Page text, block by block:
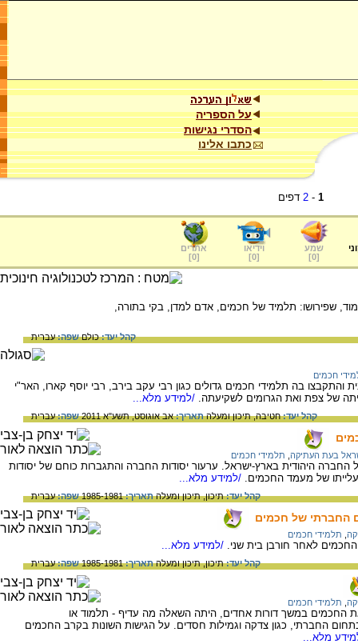
על הספריה
הסדרי נגישות
כתבו אלינו
1
-
2 דפים
שמע
[
0
]
וידיאו
[
0
]
אתרים
[
0
]
שפירושו: תלמיד של חכמים, אדם למדן, בקי בתורה,
קהל יעד:כולםשפה:עברית
חכמים
תורנית והתקבצו בה תלמידי חכמים גדולים כגון רבי עקב בירב, רבי יוסף קארו, האר"י
של צפת ואת הגרומים לשקיעתה. /למידע מלא...
קהל יעד:חטיבה,תיכון ומעלהתאריך:אב אוגוסט, תשע"א 2011 שפה:עברית
בעת העתיקה תלמידי חכמים
היהודית בארץ-ישראל. ערעור יסודות החברה והתגברות כוחם של יסודות
של מעמד החכמים. /למידע מלא...
קהל יעד:תיכון,תיכון ומעלהתאריך:1985-1981 שפה:עברית
החברתי של חכמים
תלמידי חכמים
לאחר חורבן בית שני. /למידע מלא...
קהל יעד:תיכון,תיכון ומעלהתאריך:1985-1981 שפה:עברית
תלמידי חכמים
החכמים במשך דורות אחדים, היתה השאלה מה עדיף - תלמוד או
החברתי, כגון צדקה וגמילות חסדים. על הגישות השונות בקרב החכמים
מלא...